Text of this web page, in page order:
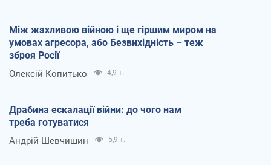
Між жахливою війною і ще гіршим миром на
умовах агресора, або Безвихідність – теж
зброя Росії
Олексій Копитько 4,9 т.
Драбина ескалації війни: до чого нам
треба готуватися
Андрій Шевчишин 5,9 т.